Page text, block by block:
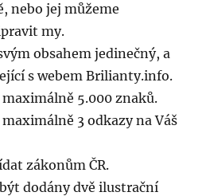
nebo jej můžeme
my.
obsahem jedinečný, a
s webem Brilianty.info.
5.000 znaků.
3 odkazy na Váš
zákonům ČR.
dodány dvě ilustrační